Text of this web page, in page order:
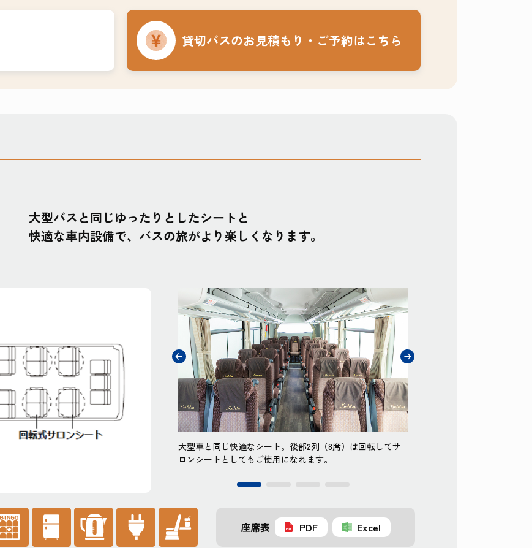
貸切バスのお見積もり・ ご予約はこちら
大型バスと同じゆったりとしたシートと
快適な車内設備で、バスの旅がより楽しくなります。
大型車と同じ快適なシート。後部2列（8席）は回転してサ
ロンシートとしてもご使用になれます。
座席表 PDF Excel